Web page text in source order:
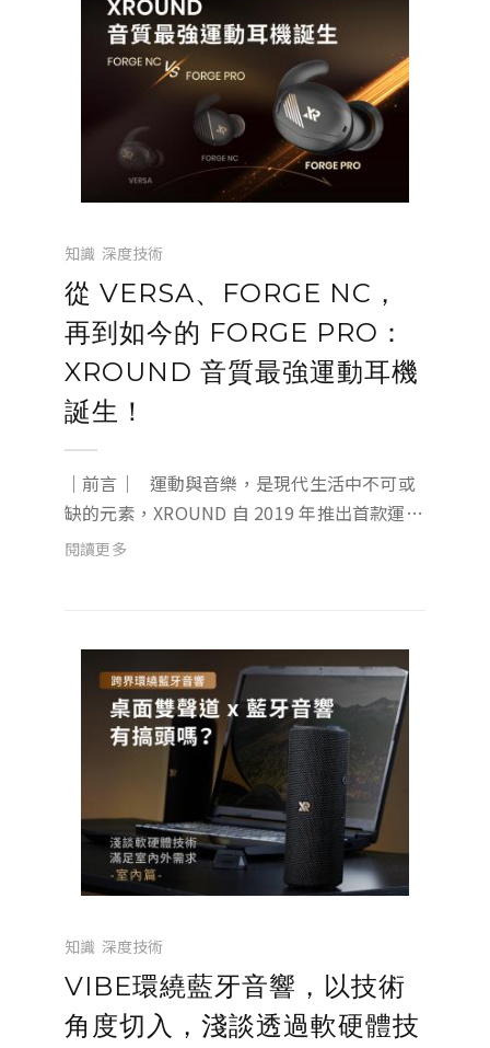
知識 深度技術
從 VERSA、FORGE NC，
再到如今的 FORGE PRO：
XROUND 音質最強運動耳機
誕生！
｜前言｜ 運動與音樂，是現代生活中不可或
缺的元素，XROUND 自 2019 年推出首款運動
耳機 VERSA 開始，就致力於重新打造運動場
閱讀更多
知識 深度技術
VIBE環繞藍牙音響，以技術
角度切入，淺談透過軟硬體技